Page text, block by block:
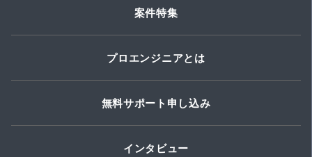
案件特集
プロエンジニアとは
無料サポート申し込み
インタビュー